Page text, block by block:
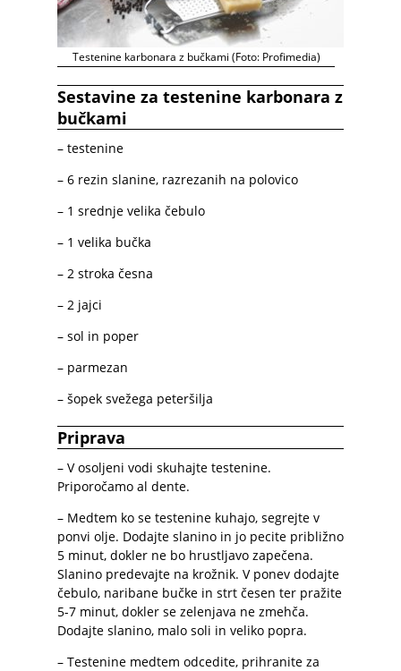
Testenine karbonara z bučkami (Foto: Profimedia)
Sestavine za testenine karbonara z
bučkami
– testenine
– 6 rezin slanine, razrezanih na polovico
– 1 srednje velika čebulo
– 1 velika bučka
– 2 stroka česna
– 2 jajci
– sol in poper
– parmezan
– šopek svežega peteršilja
Priprava
– V osoljeni vodi skuhajte testenine.
Priporočamo al dente.
– Medtem ko se testenine kuhajo, segrejte v
ponvi olje. Dodajte slanino in jo pecite približno
5 minut, dokler ne bo hrustljavo zapečena.
Slanino predevajte na krožnik. V ponev dodajte
čebulo, naribane bučke in strt česen ter pražite
5-7 minut, dokler se zelenjava ne zmehča.
Dodajte slanino, malo soli in veliko popra.
– Testenine medtem odcedite, prihranite za